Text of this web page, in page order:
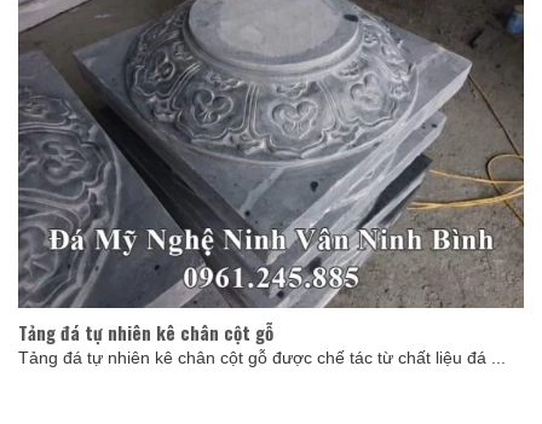
Tảng đá tự nhiên kê chân cột gỗ
Tảng đá tự nhiên kê chân cột gỗ được chế tác từ chất liệu đá ...